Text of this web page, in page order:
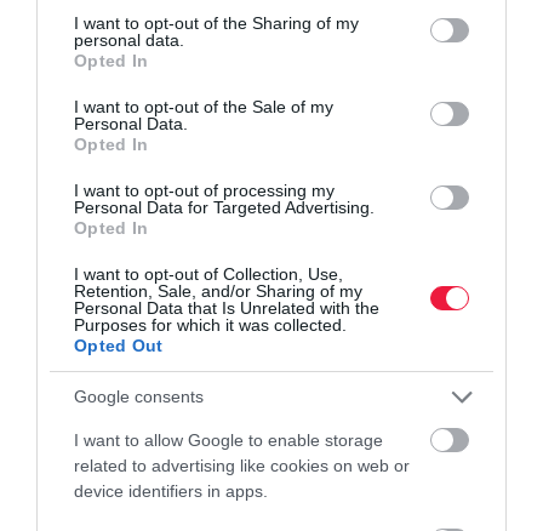
not limited to your visit or usage behaviour. You may click to
grant or deny consent to Google and its third-party tags to
use your data for below specified purposes in below Google
consent section.
I want to opt-out of the Sharing of my
personal data.
Opted In
I want to opt-out of the Sale of my
Personal Data.
Opted In
I want to opt-out of processing my
Personal Data for Targeted Advertising.
Opted In
I want to opt-out of Collection, Use,
Retention, Sale, and/or Sharing of my
Personal Data that Is Unrelated with the
Purposes for which it was collected.
Opted Out
Google consents
I want to allow Google to enable storage
related to advertising like cookies on web or
device identifiers in apps.
Így léphetnek szintet a KKV-k az átmeneti
időszakban
A magyar középvállalkozások számára ma már nem elég stabilan
működni: innovatívnak, fenntarthatónak kell lenniük és a
hazai szinten…